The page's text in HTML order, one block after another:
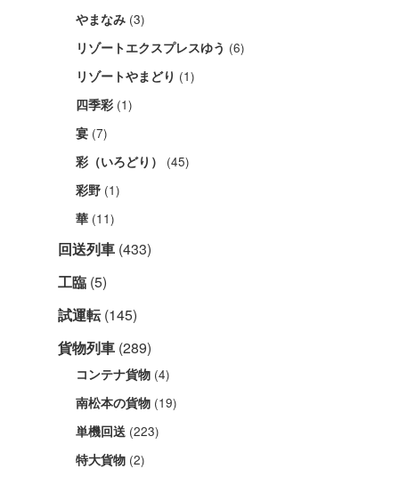
やまなみ (3)
リゾートエクスプレスゆう (6)
リゾートやまどり (1)
四季彩 (1)
宴 (7)
彩（いろどり） (45)
彩野 (1)
華 (11)
回送列車 (433)
工臨 (5)
試運転(145)
貨物列車 (289)
コンテナ貨物 (4)
南松本の貨物 (19)
単機回送 (223)
特大貨物 (2)